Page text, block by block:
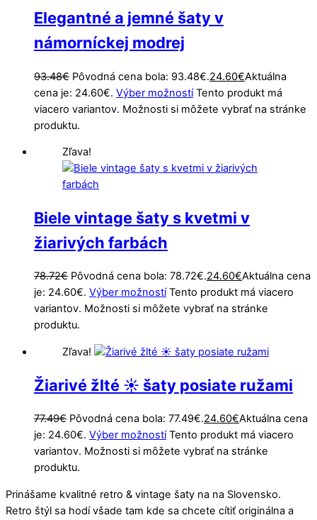
Elegantné a jemné šaty v
námorníckej modrej
93.48€ Pôvodná cena bola: 93.48€.24.60€Aktuálna
cena je: 24.60€. Výber možností Tento produkt má
viacero variantov. Možnosti si môžete vybrať na stránke
produktu.
Zľava!
Biele vintage šaty s kvetmi v
žiarivých farbách
78.72€ Pôvodná cena bola: 78.72€.24.60€Aktuálna cena
je: 24.60€. Výber možností Tento produkt má viacero
variantov. Možnosti si môžete vybrať na stránke
produktu.
Zľava!
Žiarivé žlté ☀️ šaty posiate ružami
77.49€ Pôvodná cena bola: 77.49€.24.60€Aktuálna cena
je: 24.60€. Výber možností Tento produkt má viacero
variantov. Možnosti si môžete vybrať na stránke
produktu.
Prinášame kvalitné retro & vintage šaty na na Slovensko.
Retro štýl sa hodí všade tam kde sa chcete cítiť originálna a